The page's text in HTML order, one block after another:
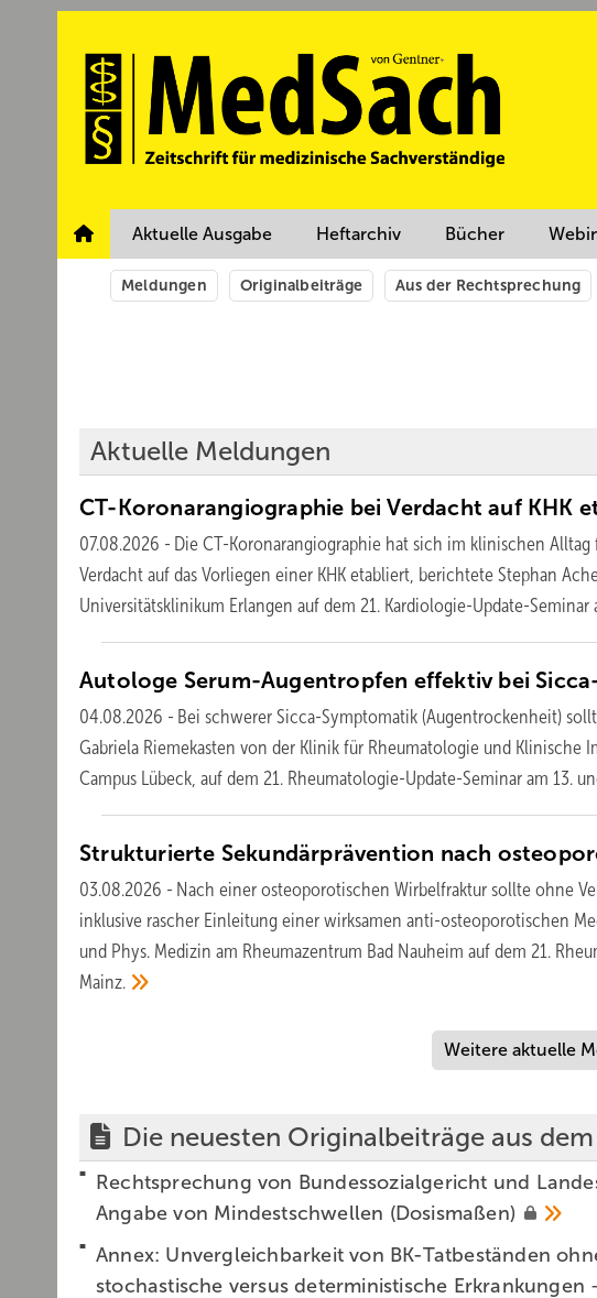
Aktuelle Ausgabe Heftarchiv Bücher
Meldungen Originalbeiträge Aus der Rechtsprechung
Aktuelle Meldungen
CT-Koronarangiographie bei Verdacht auf KHK
07.08.2026 - Die CT-Koronarangiographie hat sich im klinischen
Verdacht auf das Vorliegen einer KHK etabliert, berichtete Stephan
Universitätsklinikum Erlangen auf dem 21. Kardiologie-Update-Seminar
Autologe Serum-Augentropfen effektiv bei
04.08.2026 - Bei schwerer Sicca-Symptomatik (Augentrockenheit)
Gabriela Riemekasten von der Klinik für Rheumatologie und
Campus Lübeck, auf dem 21. Rheumatologie-Update-Seminar am 13.
Strukturierte Sekundärprävention nach
03.08.2026 - Nach einer osteoporotischen Wirbelfraktur sollte ohne
inklusive rascher Einleitung einer wirksamen anti-osteoporotischen
und Phys. Medizin am Rheumazentrum Bad Nauheim auf dem 21.
Mainz.
Weitere aktuelle
Die neuesten Originalbeiträge aus
Rechtsprechung von Bundessozialgericht und
Angabe von Mindestschwellen (Dosismaßen)
Annex: Unvergleichbarkeit von BK-Tatbeständen
stochastische versus ­deterministische Erkrankungen